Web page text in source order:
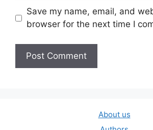
Save my name, email, and
browser for the next time I
About us